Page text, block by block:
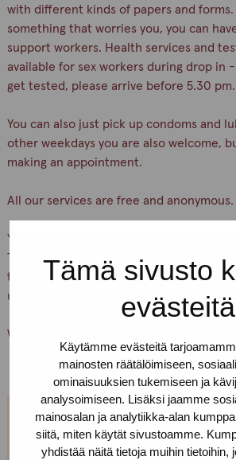
Tämä sivusto
evästeitä
Käytämme evästeitä
mainosten räätälöimiseen,
ominaisuuksien tukemiseen ja
analysoimiseen. Lisäksi jaamme
mainosalan ja analytiikka-alan
siitä, miten käytät sivustoamme.
yhdistää näitä tietoja muihin tietoihin,
with different kinds of papers and
something that worries you, you can
support workers. Health services and
available for sex workers during drop in
get tested, please arrive before 5.30 pm.
You can also just pick up condoms and
other weekdays you are also welcome,
making an appointment.
All our services are free and anonymous.
You can find our office on Yliopistonkatu
There is a buzzer downstairs. Press the
tukipiste” and wait, we’ll let you in. If you
us!
Welcome!
Can't come on Tuesdays?